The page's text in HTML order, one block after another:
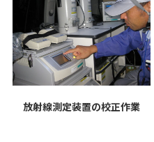
放射線測定装置の校正作業